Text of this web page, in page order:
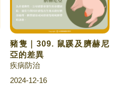
豬隻｜309. 鼠蹊及臍赫尼
亞的差異
疾病防治
2024-12-16